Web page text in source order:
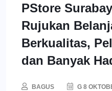
PStore
Rujukan
Berkualitas,
dan Banyak
BAGUS G 8